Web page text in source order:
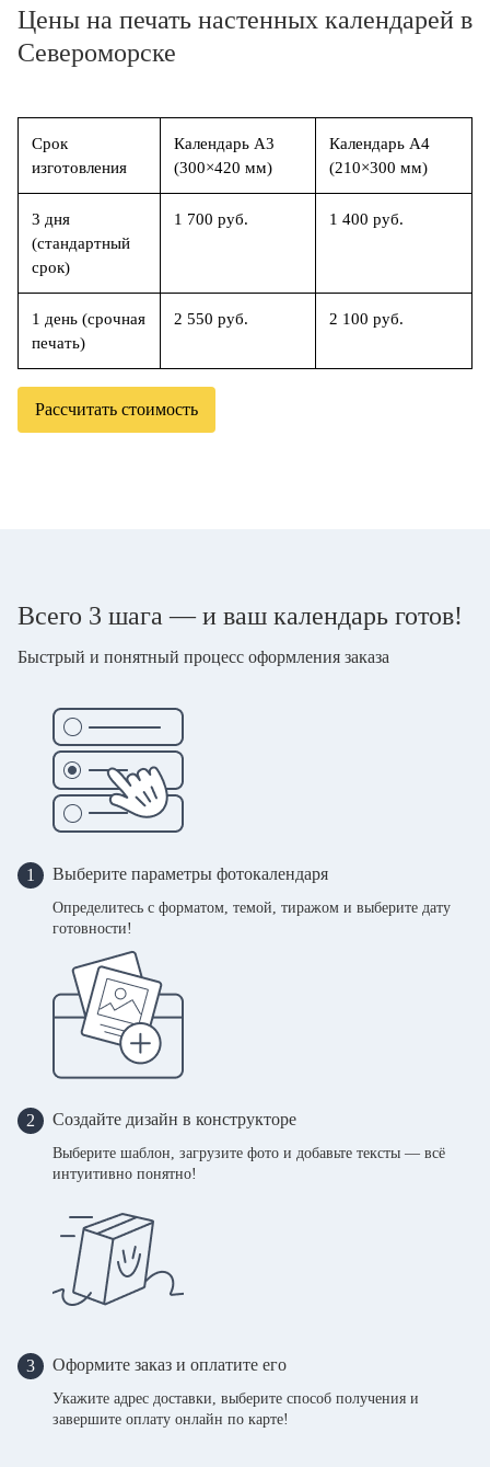
Цены на печать настенных календарей в
Североморске
Срок
изготовления
Календарь А3
(300×420 мм)
Календарь А4
(210×300 мм)
3 дня
(стандартный
срок)
1 700 руб. 1 400 руб.
1 день (срочная
печать)
2 550 руб. 2 100 руб.
Рассчитать стоимость
Всего 3 шага — и ваш календарь готов!
Быстрый и понятный процесс оформления заказа
1 Выберите параметры фотокалендаря
Определитесь с форматом, темой, тиражом и выберите дату
готовности!
2 Создайте дизайн в конструкторе
Выберите шаблон, загрузите фото и добавьте тексты — всё
интуитивно понятно!
3 Оформите заказ и оплатите его
Укажите адрес доставки, выберите способ получения и
завершите оплату онлайн по карте!